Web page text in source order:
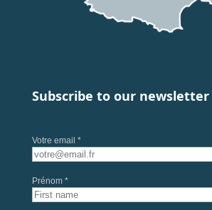
Subscribe to our newsletter
Votre email *
Prénom *